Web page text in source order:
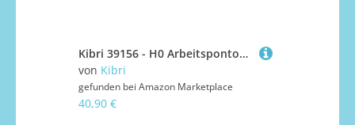
Kibri 39156 - H0 Arbeitsponton mit Bagger
von Kibri
gefunden bei Amazon Marketplace
40,90 €